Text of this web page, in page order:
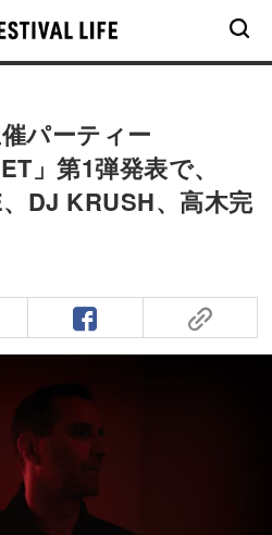
パーティー
」第1弾発表で、
DJ KRUSH、高木完